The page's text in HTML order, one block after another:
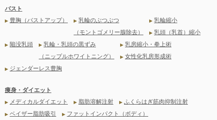
バスト
▶ 豊胸（バストアップ） ▶ 乳輪のぶつぶつ
（モントゴメリー腺除去）
▶ 乳輪縮小
▶ 乳頭（乳首）縮小
▶ 陥没乳頭 ▶ 乳輪・乳頭の黒ずみ
（ニップルホワイトニング）
▶ 乳房縮小・拳上術
▶ 女性化乳房形成術
▶ ジェンダーレス豊胸
痩身・ダイエット
▶ メディカルダイエット ▶ 脂肪溶解注射 ▶ ふくらはぎ筋肉抑制注射
▶ ベイザー脂肪吸引 ▶ ファットインパクト（ボディ）